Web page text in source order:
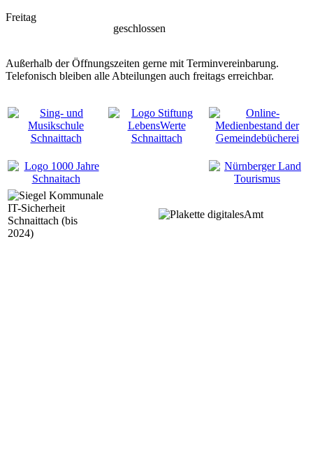
Freitag
geschlossen
Außerhalb der Öffnungszeiten gerne mit Terminvereinbarung.
Telefonisch bleiben alle Abteilungen auch freitags erreichbar.